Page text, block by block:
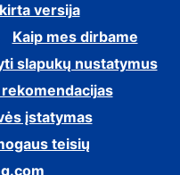
versija
Kaip mes dirbame
slapukų nustatymus
įstatymas
teisių